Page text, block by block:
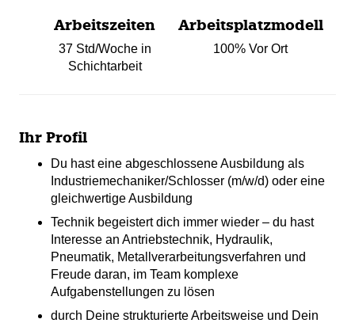
Arbeitszeiten
37 Std/Woche in
Schichtarbeit
Arbeitsplatzmodell
100% Vor Ort
Ihr Profil
Du hast eine abgeschlossene Ausbildung als
Industriemechaniker/Schlosser (m/w/d) oder eine
gleichwertige Ausbildung
Technik begeistert dich immer wieder – du hast
Interesse an Antriebstechnik, Hydraulik,
Pneumatik, Metallverarbeitungsverfahren und
Freude daran, im Team komplexe
Aufgabenstellungen zu lösen
durch Deine strukturierte Arbeitsweise und Dein